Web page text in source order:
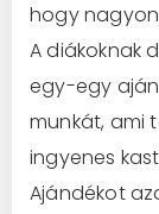
hogy
A diákoknak
egy-egy
munkát, ami
ingyenes
Ajándékot